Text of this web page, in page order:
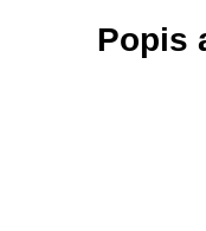
Popis